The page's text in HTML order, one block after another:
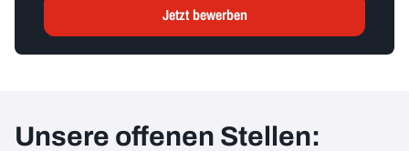
Jetzt bewerben
Unsere offenen Stellen: